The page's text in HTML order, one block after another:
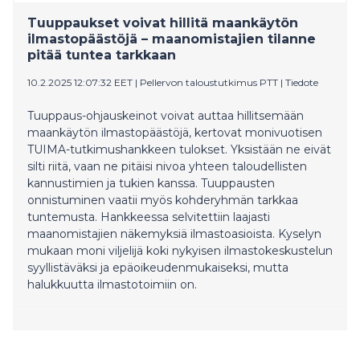
Tuuppaukset voivat hillitä maankäytön
ilmastopäästöjä – maanomistajien tilanne
pitää tuntea tarkkaan
10.2.2025 12:07:32 EET | Pellervon taloustutkimus PTT | Tiedote
Tuuppaus-ohjauskeinot voivat auttaa hillitsemään
maankäytön ilmastopäästöjä, kertovat monivuotisen
TUIMA-tutkimushankkeen tulokset. Yksistään ne eivät
silti riitä, vaan ne pitäisi nivoa yhteen taloudellisten
kannustimien ja tukien kanssa. Tuuppausten
onnistuminen vaatii myös kohderyhmän tarkkaa
tuntemusta. Hankkeessa selvitettiin laajasti
maanomistajien näkemyksiä ilmastoasioista. Kyselyn
mukaan moni viljelijä koki nykyisen ilmastokeskustelun
syyllistäväksi ja epäoikeudenmukaiseksi, mutta
halukkuutta ilmastotoimiin on.